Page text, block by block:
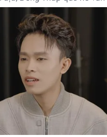
chọn đáng cân nhắc.